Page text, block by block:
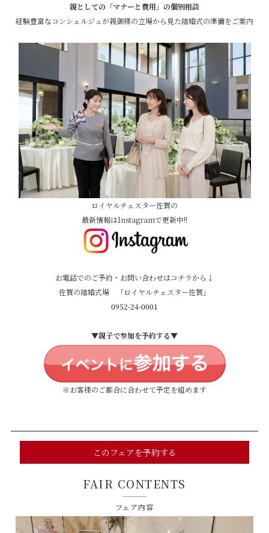
親としての「マナーと費用」の個別相談
経験豊富なコンシェルジュが親御様の立場から見た結婚式の準備をご案内
ロイヤルチェスター佐賀の
最新情報はInstagramで更新中!!
お電話でのご予約・お問い合わせはコチラから↓
佐賀の結婚式場 「ロイヤルチェスター佐賀」
0952-24-0001
▼親子で参加を予約する▼
※お客様のご都合に合わせて予定を組めます
このフェアを予約する
FAIR CONTENTS
フェア内容